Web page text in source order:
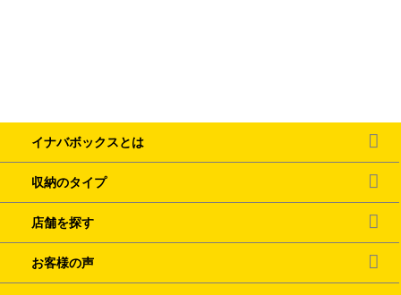
イナバボックスとは
収納のタイプ
店舗を探す
お客様の声